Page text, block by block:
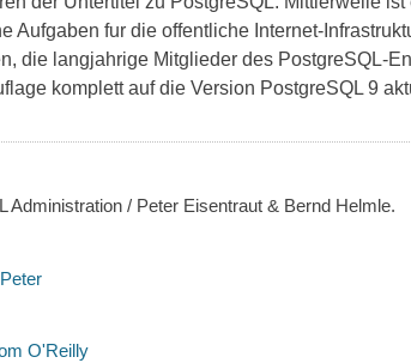
Aufgaben fur die offentliche Internet-
die langjahrige Mitglieder des PostgreSQL-
komplett auf die Version PostgreSQL 9
Administration / Peter Eisentraut & Bernd Helmle.
O'Reilly